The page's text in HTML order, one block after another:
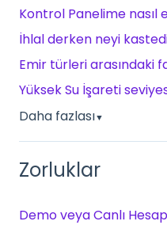
Kontrol Panelime nasıl
İhlal derken neyi
Emir türleri arasındaki
Yüksek Su İşareti
Daha fazlası▼
Zorluklar
Demo veya Canlı